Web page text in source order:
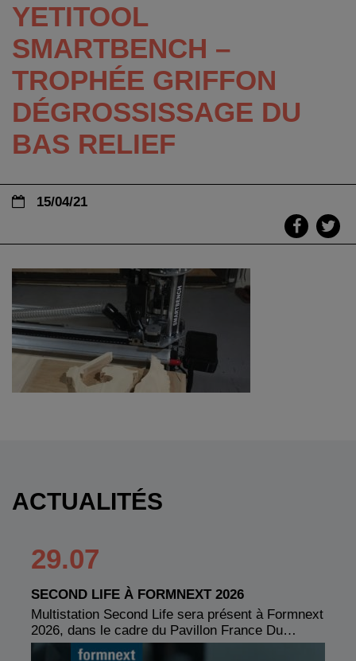
YETITOOL
SMARTBENCH –
TROPHÉE GRIFFON
DÉGROSSISSAGE DU
BAS RELIEF
15/04/21
ACTUALITÉS
29.07
SECOND LIFE À FORMNEXT 2026
Multistation Second Life sera présent à Formnext
2026, dans le cadre du Pavillon France Du…